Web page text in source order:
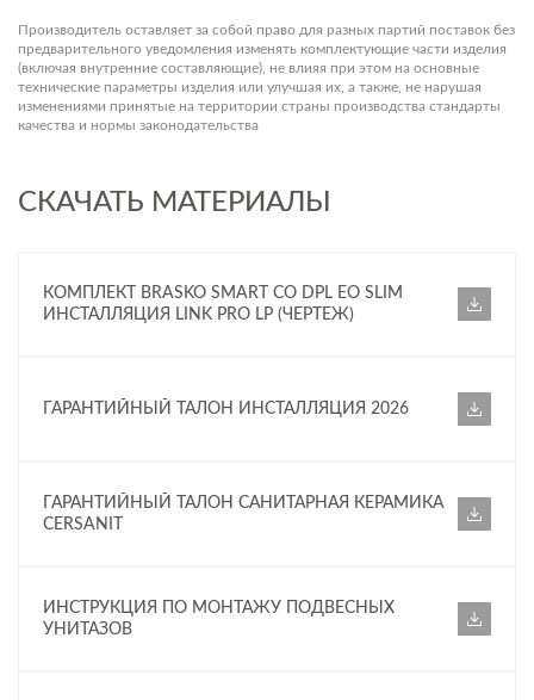
Производитель оставляет за собой право для разных партий поставок без
предварительного уведомления изменять комплектующие части изделия
(включая внутренние составляющие), не влияя при этом на основные
технические параметры изделия или улучшая их, а также, не нарушая
изменениями принятые на территории страны производства стандарты
качества и нормы законодательства
СКАЧАТЬ МАТЕРИАЛЫ
КОМПЛЕКТ BRASKO SMART CO DPL EO SLIM
ИНСТАЛЛЯЦИЯ LINK PRO LP (ЧЕРТЕЖ)
ГАРАНТИЙНЫЙ ТАЛОН ИНСТАЛЛЯЦИЯ 2026
ГАРАНТИЙНЫЙ ТАЛОН САНИТАРНАЯ КЕРАМИКА
CERSANIT
ИНСТРУКЦИЯ ПО МОНТАЖУ ПОДВЕСНЫХ
УНИТАЗОВ